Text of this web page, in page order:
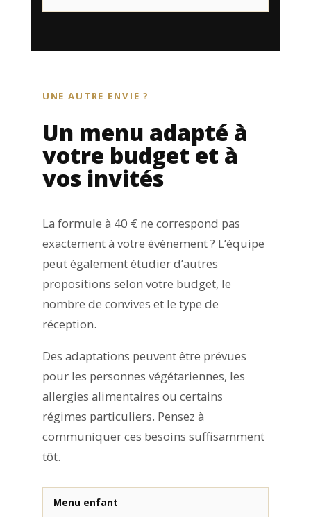
UNE AUTRE ENVIE ?
Un menu adapté à
votre budget et à
vos invités
La formule à 40 € ne correspond pas
exactement à votre événement ? L’équipe
peut également étudier d’autres
propositions selon votre budget, le
nombre de convives et le type de
réception.
Des adaptations peuvent être prévues
pour les personnes végétariennes, les
allergies alimentaires ou certains
régimes particuliers. Pensez à
communiquer ces besoins suffisamment
tôt.
Menu enfant